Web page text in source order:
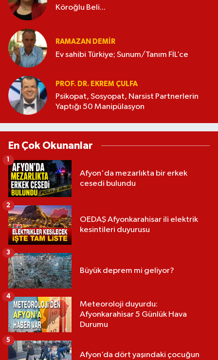
Köroğlu Beli...
RAMAZAN DEMİR
Ev sahibi Türkiye; Sunum/Tanım FİL’ce
PROF. DR. EKREM ÇULFA
Psikopat, Sosyopat, Narsist Partnerlerin
Yaptığı 50 Manipülasyon
En Çok Okunanlar
Afyon'da mezarlıkta bir erkek
cesedi bulundu
1
OEDAŞ Afyonkarahisar ili elektrik
kesintileri duyurusu
2
Büyük deprem mi geliyor?
3
Meteoroloji duyurdu:
Afyonkarahisar 5 Günlük Hava
Durumu
4
Afyon’da dört yaşındaki çocuğun
5